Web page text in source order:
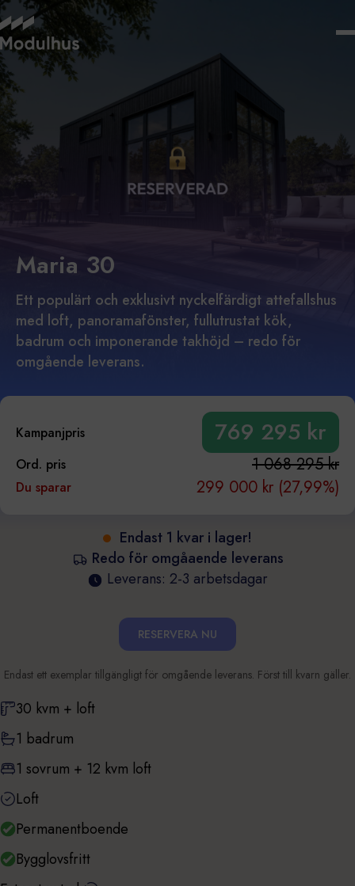
Maria 30
Ett populärt och exklusivt nyckelfärdigt attefallshus
med loft, panoramafönster, fullutrustat kök,
badrum och imponerande takhöjd – redo för
omgående leverans.
Kampanjpris 769 295 kr
Ord. pris 1 068 295 kr
Du sparar 299 000 kr (27,99%)
Endast 1 kvar i lager!
Redo för omgåaende leverans
Leverans: 2-3 arbetsdagar
RESERVERA NU
Endast ett exemplar tillgängligt för omgående leverans. Först till kvarn gäller.
30 kvm + loft
1 badrum
1 sovrum + 12 kvm loft
Loft
Permanentboende
Bygglovsfritt